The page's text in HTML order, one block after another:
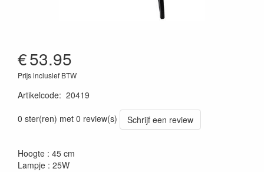
€53.95
Prijs inclusief BTW
Artikelcode: 20419
0 ster(ren) met 0 review(s)
Schrijf een review
Hoogte : 45 cm
Lampje : 25W